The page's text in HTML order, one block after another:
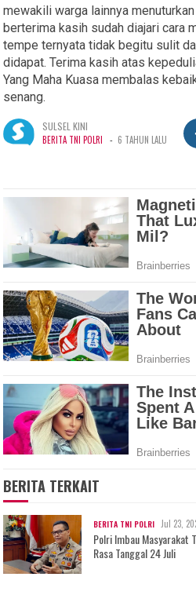
mewakili warga lainnya
berterima kasih sudah diajari cara
tempe ternyata tidak begitu sulit
didapat. Terima kasih atas
Yang Maha Kuasa membalas
senang.
SULSEL KINI
BERITA TNI POLRI - 6 TAHUN LALU
BERITA TERKAIT
BERITA TNI POLRI Jul 23,
Polri Imbau Masyarakat
Rasa Tanggal 24 Juli